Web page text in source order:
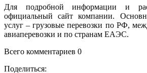
Для подробной информации и
официальный сайт компании.
услуг – грузовые перевозки по РФ,
авиаперевозки и по странам ЕАЭС.
Всего комментариев 0
Поделиться: